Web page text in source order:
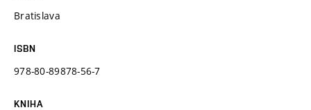
Bratislava
ISBN
978-80-89878-56-7
KNIHA